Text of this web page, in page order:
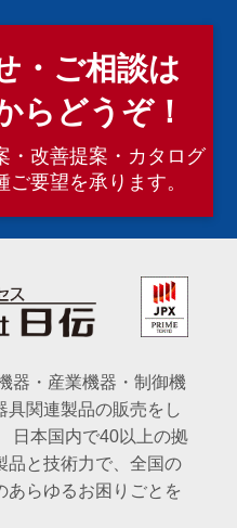
・ご相談は
らどうぞ！
・改善提案・カタログ
ご要望を承ります。
器・産業機器・制御機
具関連製品の販売をし
日本国内で40以上の拠
品と技術力で、全国の
あらゆるお困りごとを